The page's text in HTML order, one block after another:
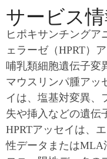
サービス情
ヒポキサンチングア
ェラーゼ（HPRT）
哺乳類細胞遺伝子変
マウスリンパ腫アッ
イは、塩基対変異、
失や挿入などの遺伝
HPRTアッセイは、
性データまたはMLA